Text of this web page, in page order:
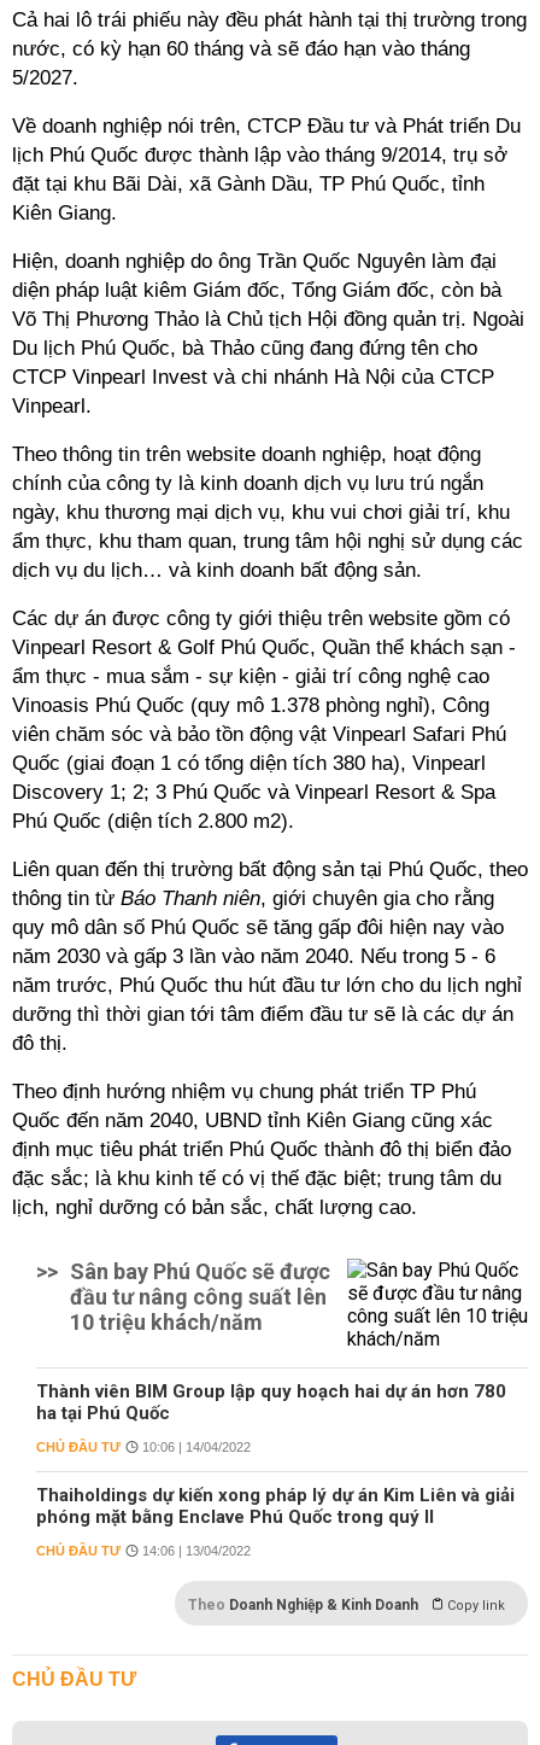
Cả hai lô trái phiếu này đều phát hành tại thị trường trong
nước, có kỳ hạn 60 tháng và sẽ đáo hạn vào tháng
5/2027.
Về doanh nghiệp nói trên, CTCP Đầu tư và Phát triển Du
lịch Phú Quốc được thành lập vào tháng 9/2014, trụ sở
đặt tại khu Bãi Dài, xã Gành Dầu, TP Phú Quốc, tỉnh
Kiên Giang.
Hiện, doanh nghiệp do ông Trần Quốc Nguyên làm đại
diện pháp luật kiêm Giám đốc, Tổng Giám đốc, còn bà
Võ Thị Phương Thảo là Chủ tịch Hội đồng quản trị. Ngoài
Du lịch Phú Quốc, bà Thảo cũng đang đứng tên cho
CTCP Vinpearl Invest và chi nhánh Hà Nội của CTCP
Vinpearl.
Theo thông tin trên website doanh nghiệp, hoạt động
chính của công ty là kinh doanh dịch vụ lưu trú ngắn
ngày, khu thương mại dịch vụ, khu vui chơi giải trí, khu
ẩm thực, khu tham quan, trung tâm hội nghị sử dụng các
dịch vụ du lịch… và kinh doanh bất động sản.
Các dự án được công ty giới thiệu trên website gồm có
Vinpearl Resort & Golf Phú Quốc, Quần thể khách sạn -
ẩm thực - mua sắm - sự kiện - giải trí công nghệ cao
Vinoasis Phú Quốc (quy mô 1.378 phòng nghỉ), Công
viên chăm sóc và bảo tồn động vật Vinpearl Safari Phú
Quốc (giai đoạn 1 có tổng diện tích 380 ha), Vinpearl
Discovery 1; 2; 3 Phú Quốc và Vinpearl Resort & Spa
Phú Quốc (diện tích 2.800 m2).
Liên quan đến thị trường bất động sản tại Phú Quốc, theo
thông tin từ Báo Thanh niên, giới chuyên gia cho rằng
quy mô dân số Phú Quốc sẽ tăng gấp đôi hiện nay vào
năm 2030 và gấp 3 lần vào năm 2040. Nếu trong 5 - 6
năm trước, Phú Quốc thu hút đầu tư lớn cho du lịch nghỉ
dưỡng thì thời gian tới tâm điểm đầu tư sẽ là các dự án
đô thị.
Theo định hướng nhiệm vụ chung phát triển TP Phú
Quốc đến năm 2040, UBND tỉnh Kiên Giang cũng xác
định mục tiêu phát triển Phú Quốc thành đô thị biển đảo
đặc sắc; là khu kinh tế có vị thế đặc biệt; trung tâm du
lịch, nghỉ dưỡng có bản sắc, chất lượng cao.
>> Sân bay Phú Quốc sẽ được
đầu tư nâng công suất lên
10 triệu khách/năm
Thành viên BIM Group lập quy hoạch hai dự án hơn 780
ha tại Phú Quốc
CHỦ ĐẦU TƯ 10:06 | 14/04/2022
Thaiholdings dự kiến xong pháp lý dự án Kim Liên và giải
phóng mặt bằng Enclave Phú Quốc trong quý II
CHỦ ĐẦU TƯ 14:06 | 13/04/2022
Theo Doanh Nghiệp & Kinh Doanh Copy link
CHỦ ĐẦU TƯ